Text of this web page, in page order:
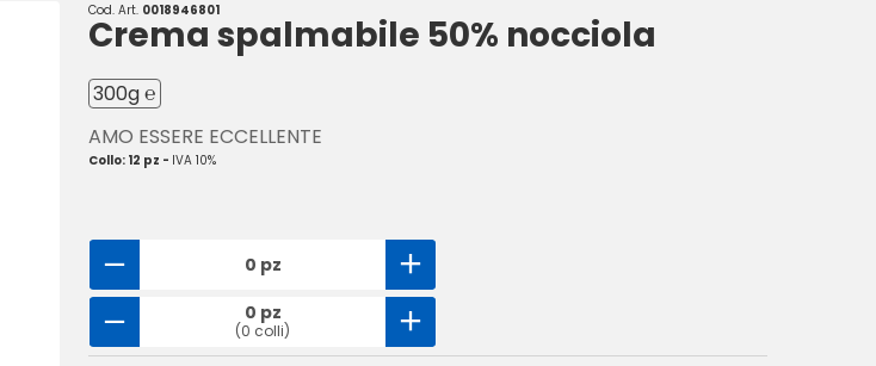
Cod. Art. 0018946801
Crema spalmabile 50% nocciola
300g ℮
AMO ESSERE ECCELLENTE
Collo: 12 pz - IVA 10%
0 pz
0 pz
(0 colli)